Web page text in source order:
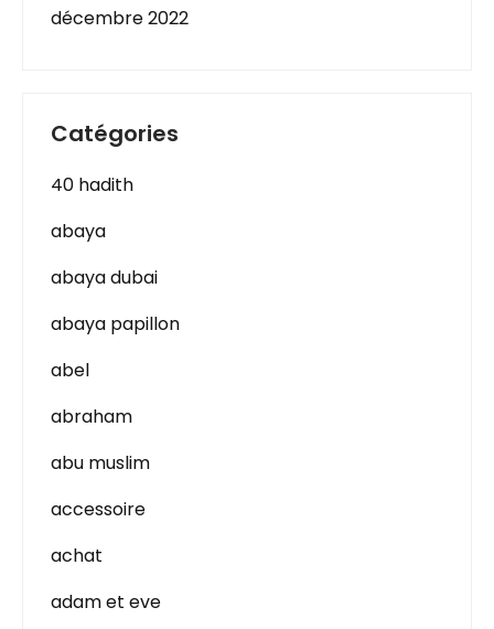
décembre 2022
Catégories
40 hadith
abaya
abaya dubai
abaya papillon
abel
abraham
abu muslim
accessoire
achat
adam et eve